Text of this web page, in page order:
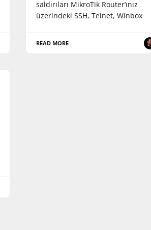
saldırıları MikroTik Router’ınız
üzerindeki SSH, Telnet, Winbox
READ MORE